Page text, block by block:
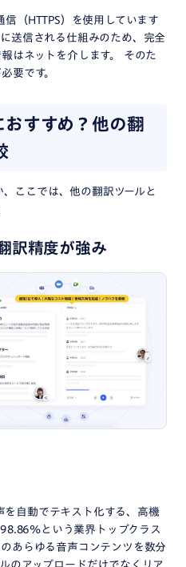
信（HTTPS）を使用しています
送信される仕組みのため、完全
はネットを介します。​ そのた
要です。​
すすめ？他の翻
ここでは、他の翻訳ツールと
訳精度が強み
を自動でテキスト化する、高機
という業界トップクラス
あらゆる音声コンテンツを数分